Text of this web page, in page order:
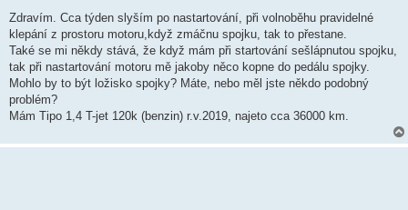
í
p
ě
e
k
Zdravím. Cca týden slyším po nastartování, při volnoběhu pravidelné
klepání z prostoru motoru,když zmáčnu spojku, tak to přestane.
Také se mi někdy stává, že když mám při startování sešlápnutou spojku,
tak při nastartování motoru mě jakoby něco kopne do pedálu spojky.
Mohlo by to být ložisko spojky? Máte, nebo měl jste někdo podobný
problém?
Mám Tipo 1,4 T-jet 120k (benzin) r.v.2019, najeto cca 36000 km.